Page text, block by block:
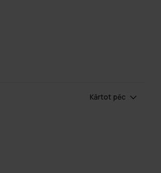
Kārtot pēc